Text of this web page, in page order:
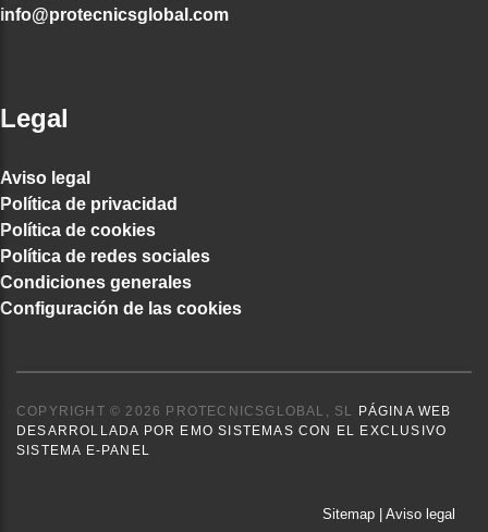
info@protecnicsglobal.com
Legal
Aviso legal
Política de privacidad
Política de cookies
Política de redes sociales
Condiciones generales
Configuración de las cookies
COPYRIGHT © 2026 PROTECNICSGLOBAL, SL
PÁGINA WEB
DESARROLLADA POR EMO SISTEMAS CON EL EXCLUSIVO
SISTEMA E-PANEL
Sitemap Aviso legal